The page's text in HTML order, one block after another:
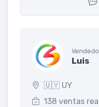
Luis
🇺🇾 UY
138 ventas